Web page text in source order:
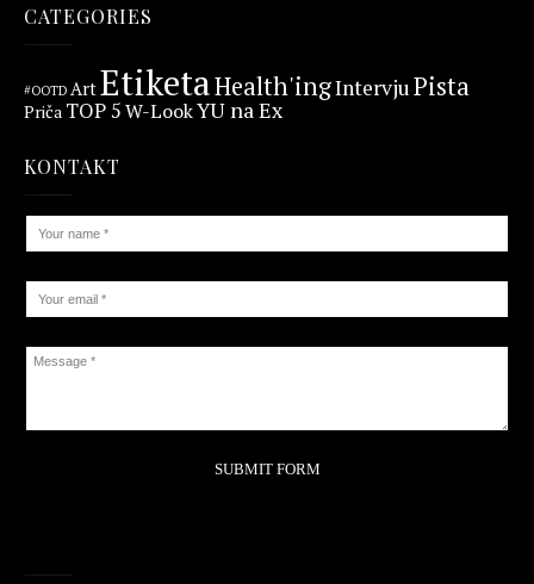
CATEGORIES
#OOTD ArtEtiketaHealth'ingIntervjuPista
Priča TOP 5W-LookYU na Ex
KONTAKT